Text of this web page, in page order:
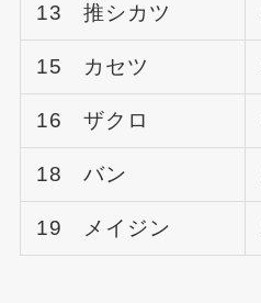
13 推シカツ
15 カセツ
16 ザクロ
18 バン
19 メイジン